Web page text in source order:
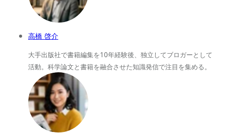
高橋 啓介
大手出版社で書籍編集を10年経験後、独立してブロガーとして
活動。科学論文と書籍を融合させた知識発信で注目を集める。